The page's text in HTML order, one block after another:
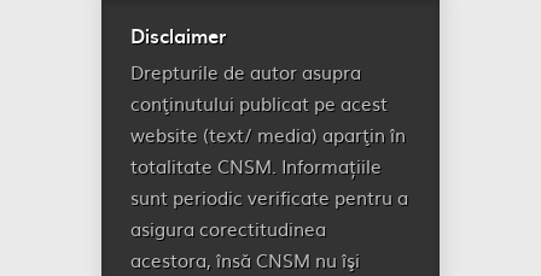
Disclaimer
Drepturile de autor asupra
conţinutului publicat pe acest
website (text/ media) aparţin în
totalitate CNSM. Informațiile
sunt periodic verificate pentru a
asigura corectitudinea
acestora, însă CNSM nu îşi